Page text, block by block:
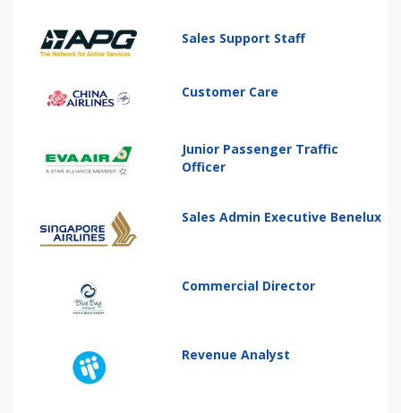
Sales Support Staff
Customer Care
Junior Passenger Traffic
Officer
Sales Admin Executive Benelux
Commercial Director
Revenue Analyst